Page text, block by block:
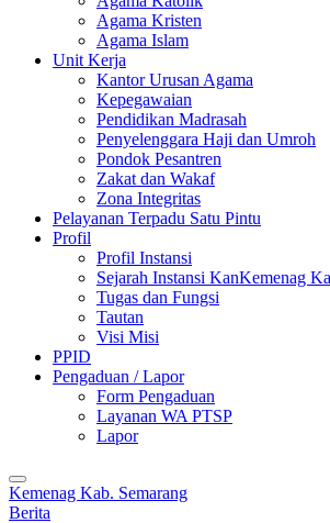
Agama Kristen
Agama Islam
Unit Kerja
Kantor Urusan Agama
Kepegawaian
Pendidikan Madrasah
Penyelenggara Haji dan Umroh
Pondok Pesantren
Zakat dan Wakaf
Zona Integritas
Pelayanan Terpadu Satu Pintu
Profil
Profil Instansi
Sejarah Instansi KanKemenag
Tugas dan Fungsi
Tautan
Visi Misi
PPID
Pengaduan / Lapor
Form Pengaduan
Layanan WA PTSP
Lapor
Kemenag Kab. Semarang
Berita